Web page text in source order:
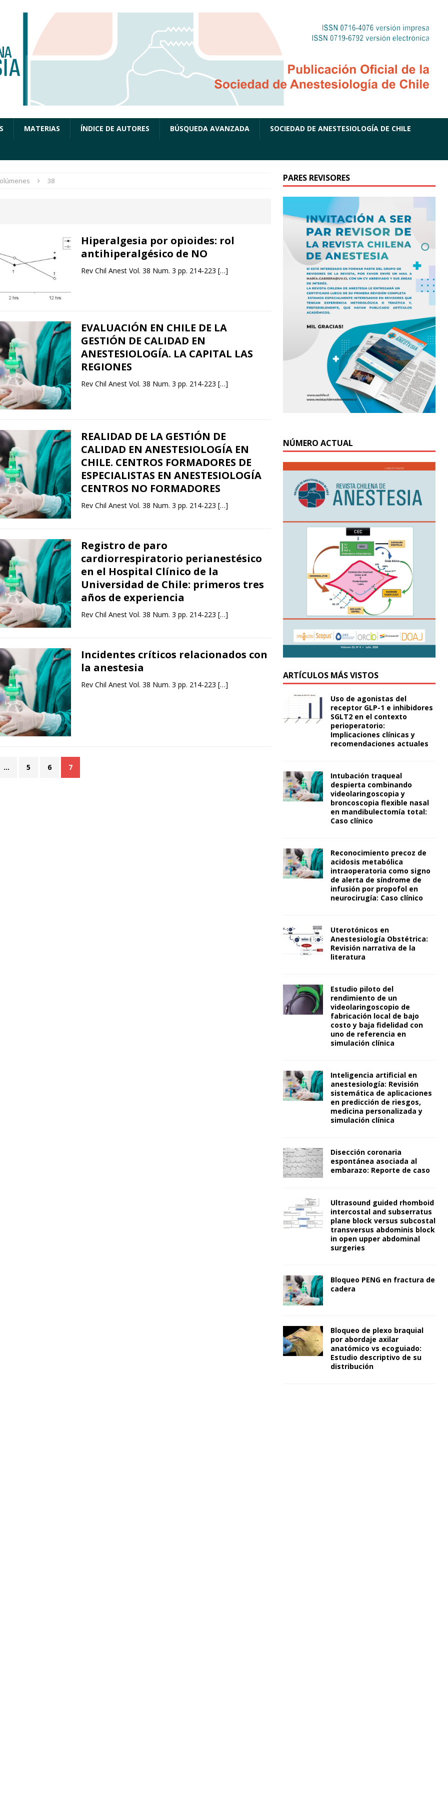
MATERIAS ÍNDICE DE AUTORES BÚSQUEDA AVANZADA SOCIEDAD DE ANESTESIOLOGÍA DE CHILE
38
Hiperalgesia por opioides: rol
antihiperalgésico de NO
Rev Chil Anest Vol. 38 Num. 3 pp. 214-223 […]
EVALUACIÓN EN CHILE DE LA
GESTIÓN DE CALIDAD EN
ANESTESIOLOGÍA. LA CAPITAL LAS
REGIONES
Rev Chil Anest Vol. 38 Num. 3 pp. 214-223 […]
REALIDAD DE LA GESTIÓN DE
CALIDAD EN ANESTESIOLOGÍA EN
CHILE. CENTROS FORMADORES DE
ESPECIALISTAS EN ANESTESIOLOGÍA
CENTROS NO FORMADORES
Rev Chil Anest Vol. 38 Num. 3 pp. 214-223 […]
Registro de paro
cardiorrespiratorio perianestésico
en el Hospital Clínico de la
Universidad de Chile: primeros tres
años de experiencia
Rev Chil Anest Vol. 38 Num. 3 pp. 214-223 […]
Incidentes críticos relacionados con
la anestesia
Rev Chil Anest Vol. 38 Num. 3 pp. 214-223 […]
… 5 6 7
PARES REVISORES
NÚMERO ACTUAL
ARTÍCULOS MÁS VISTOS
Uso de agonistas del
receptor GLP-1 e inhibidores
SGLT2 en el contexto
perioperatorio:
Implicaciones clínicas y
recomendaciones actuales
Intubación traqueal
despierta combinando
videolaringoscopia y
broncoscopia flexible nasal
en mandibulectomía total:
Caso clínico
Reconocimiento precoz de
acidosis metabólica
intraoperatoria como signo
de alerta de síndrome de
infusión por propofol en
neurocirugía: Caso clínico
Uterotónicos en
Anestesiología Obstétrica:
Revisión narrativa de la
literatura
Estudio piloto del
rendimiento de un
videolaringoscopio de
fabricación local de bajo
costo y baja fidelidad con
uno de referencia en
simulación clínica
Inteligencia artificial en
anestesiología: Revisión
sistemática de aplicaciones
en predicción de riesgos,
medicina personalizada y
simulación clínica
Disección coronaria
espontánea asociada al
embarazo: Reporte de caso
Ultrasound guided rhomboid
intercostal and subserratus
plane block versus subcostal
transversus abdominis block
in open upper abdominal
surgeries
Bloqueo PENG en fractura de
cadera
Bloqueo de plexo braquial
por abordaje axilar
anatómico vs ecoguiado:
Estudio descriptivo de su
distribución